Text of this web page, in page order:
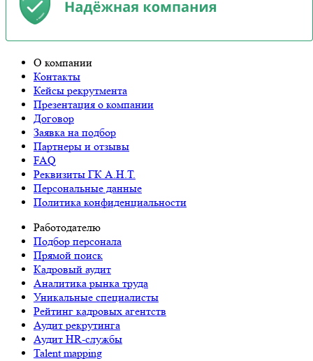
О компании
Контакты
Кейсы рекрутмента
Презентация о компании
Договор
Заявка на подбор
Партнеры и отзывы
FAQ
Реквизиты ГК А.Н.Т.
Персональные данные
Политика конфиденциальности
Работодателю
Подбор персонала
Прямой поиск
Кадровый аудит
Аналитика рынка труда
Уникальные специалисты
Рейтинг кадровых агентств
Аудит рекрутинга
Аудит HR-службы
Talent mapping